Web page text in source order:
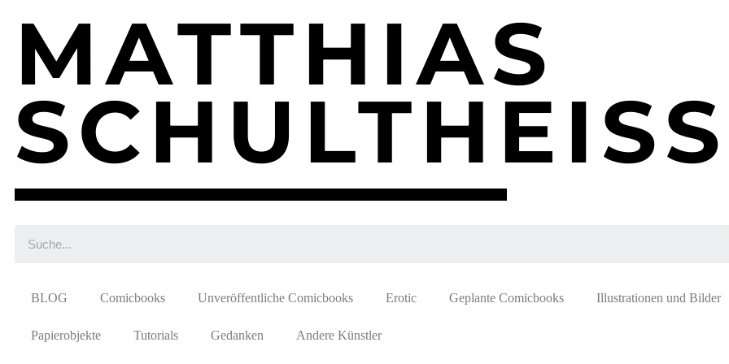
MATTHIAS
SCHULTHEISS
BLOG Comicbooks Unveröffentliche Comicbooks Erotic Geplante Comicbooks Illustrationen und Bilder
Papierobjekte Tutorials Gedanken Andere Künstler